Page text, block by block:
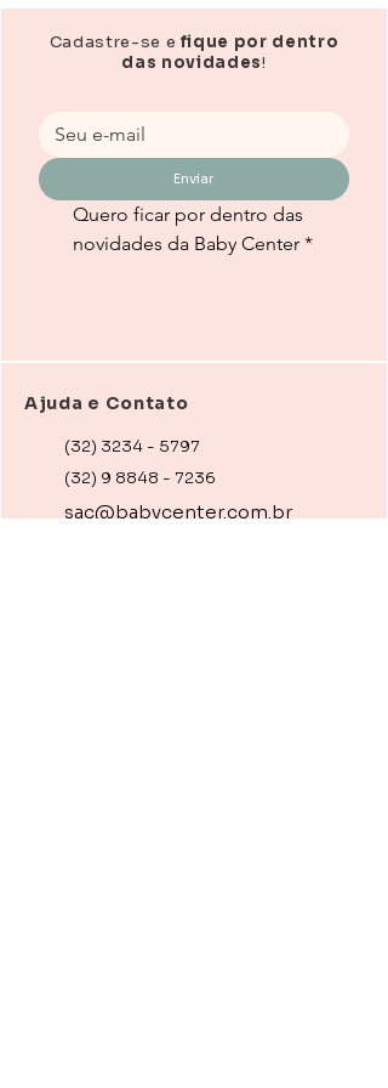
Cadastre-se e fique por dentro
das novidades!
Enviar
Quero ficar por dentro das
novidades da Baby Center *
Ajuda e Contato
(32) 3234 - 5797
(32) 9 8848 - 7236
sac@babycenter.com.br